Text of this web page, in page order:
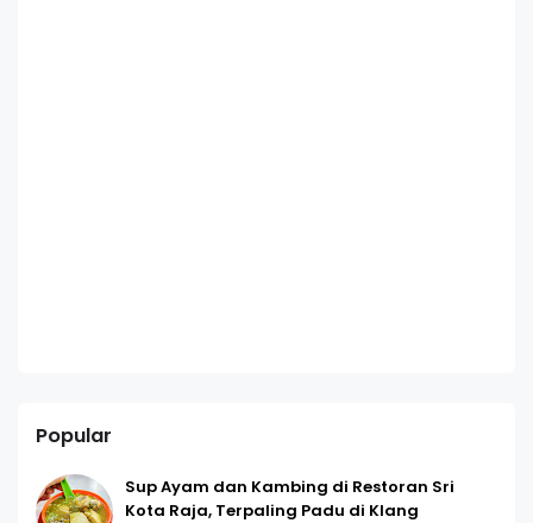
Popular
Sup Ayam dan Kambing di Restoran Sri
Kota Raja, Terpaling Padu di Klang